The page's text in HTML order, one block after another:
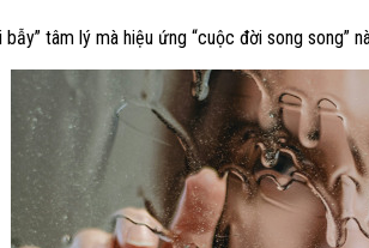
bẫy” tâm lý mà hiệu ứng “cuộc đời song song”